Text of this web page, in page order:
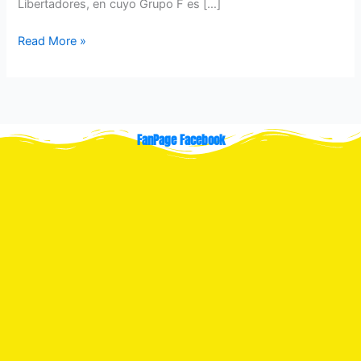
Libertadores, en cuyo Grupo F es […]
Read More »
FanPage Facebook